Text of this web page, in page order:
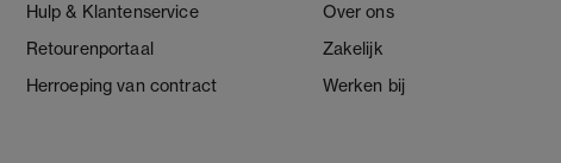
Hulp & Klantenservice
Retourenportaal
Herroeping van contract
Over ons
Zakelijk
Werken bij